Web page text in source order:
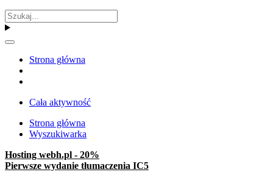
Strona główna
Cała aktywność
Strona główna
Wyszukiwarka
Hosting webh.pl - 20%
Pierwsze wydanie tłumaczenia IC5